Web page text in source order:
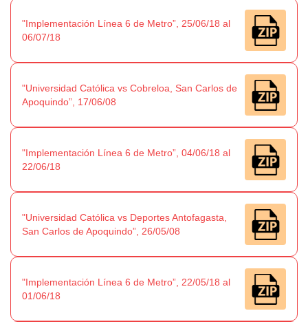
"Implementación Línea 6 de Metro”, 25/06/18 al
06/07/18
"Universidad Católica vs Cobreloa, San Carlos de
Apoquindo”, 17/06/08
"Implementación Línea 6 de Metro”, 04/06/18 al
22/06/18
"Universidad Católica vs Deportes Antofagasta,
San Carlos de Apoquindo”, 26/05/08
"Implementación Línea 6 de Metro”, 22/05/18 al
01/06/18